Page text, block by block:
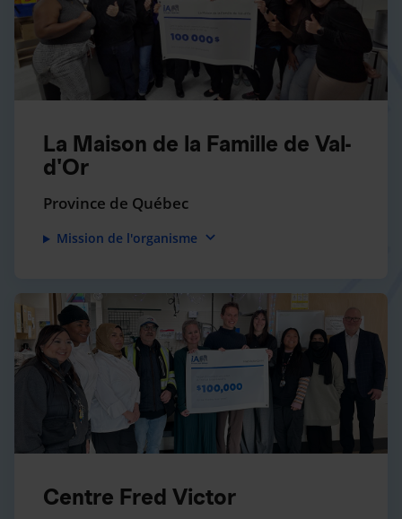
La Maison de la Famille de Val-
d'Or
Province de Québec
Mission de l'organisme expand_more
Centre Fred Victor